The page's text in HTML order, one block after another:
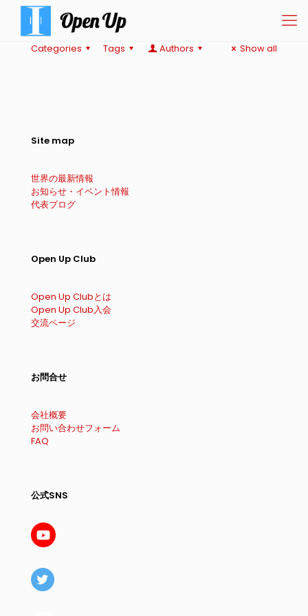
Categories Tags Authors Show all
Site map
世界の最新情報
お知らせ・イベント情報
代表ブログ
Open Up Club
Open Up Clubとは
Open Up Club入会
交流ページ
お問合せ
会社概要
お問い合わせフォーム
FAQ
公式SNS